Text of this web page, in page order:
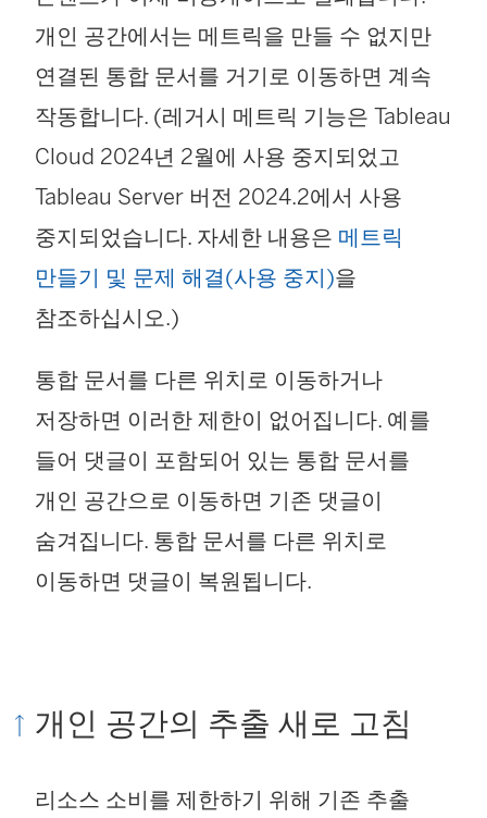
개인 공간에서는 메트릭을 만들 수 없지만
연결된 통합 문서를 거기로 이동하면 계속
작동합니다. (레거시 메트릭 기능은 Tableau
Cloud 2024년 2월에 사용 중지되었고
Tableau Server 버전 2024.2에서 사용
중지되었습니다. 자세한 내용은 메트릭
만들기 및 문제 해결(사용 중지)을
참조하십시오.)
통합 문서를 다른 위치로 이동하거나
저장하면 이러한 제한이 없어집니다. 예를
들어 댓글이 포함되어 있는 통합 문서를
개인 공간으로 이동하면 기존 댓글이
숨겨집니다. 통합 문서를 다른 위치로
이동하면 댓글이 복원됩니다.
개인 공간의 추출 새로 고침
리소스 소비를 제한하기 위해 기존 추출